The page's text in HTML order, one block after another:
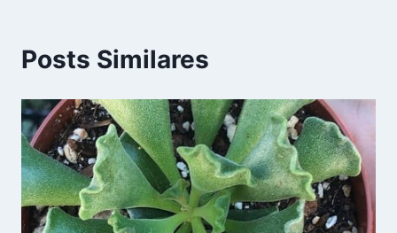
Posts Similares